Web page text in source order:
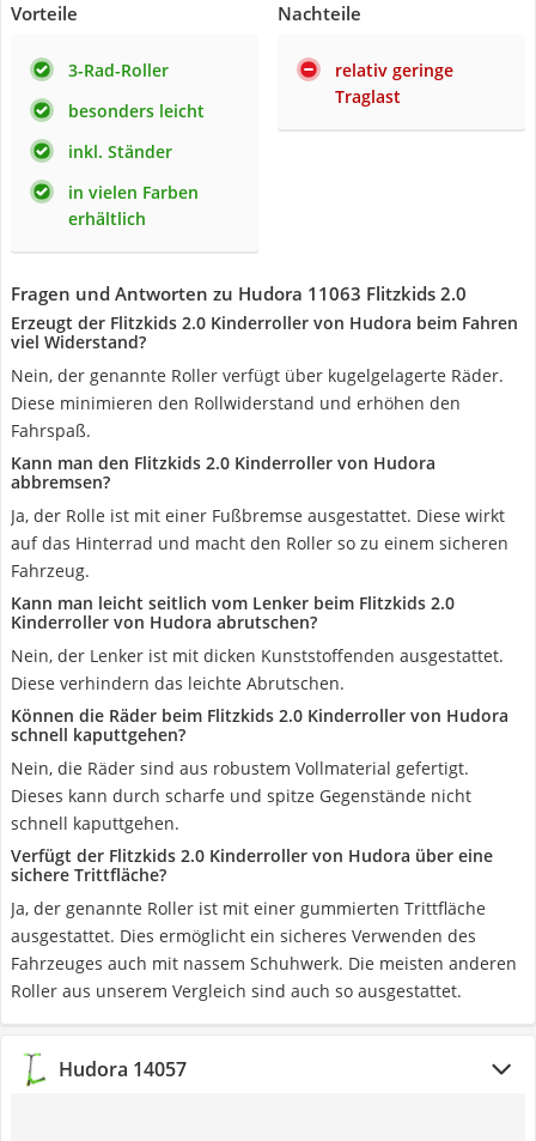
Vorteile
3-Rad-Roller
besonders leicht
inkl. Ständer
in vielen Farben
erhältlich
Nachteile
relativ geringe
Traglast
Fragen und Antworten zu Hudora 11063 Flitzkids 2.0
Erzeugt der Flitzkids 2.0 Kinderroller von Hudora beim Fahren
viel Widerstand?
Nein, der genannte Roller verfügt über kugelgelagerte Räder.
Diese minimieren den Rollwiderstand und erhöhen den
Fahrspaß.
Kann man den Flitzkids 2.0 Kinderroller von Hudora
abbremsen?
Ja, der Rolle ist mit einer Fußbremse ausgestattet. Diese wirkt
auf das Hinterrad und macht den Roller so zu einem sicheren
Fahrzeug.
Kann man leicht seitlich vom Lenker beim Flitzkids 2.0
Kinderroller von Hudora abrutschen?
Nein, der Lenker ist mit dicken Kunststoffenden ausgestattet.
Diese verhindern das leichte Abrutschen.
Können die Räder beim Flitzkids 2.0 Kinderroller von Hudora
schnell kaputtgehen?
Nein, die Räder sind aus robustem Vollmaterial gefertigt.
Dieses kann durch scharfe und spitze Gegenstände nicht
schnell kaputtgehen.
Verfügt der Flitzkids 2.0 Kinderroller von Hudora über eine
sichere Trittfläche?
Ja, der genannte Roller ist mit einer gummierten Trittfläche
ausgestattet. Dies ermöglicht ein sicheres Verwenden des
Fahrzeuges auch mit nassem Schuhwerk. Die meisten anderen
Roller aus unserem Vergleich sind auch so ausgestattet.
Hudora 14057